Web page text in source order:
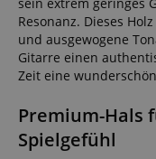
Resonanz. Dieses
und ausgewogene
Gitarre einen
Zeit eine
Premium-Hals
Spielgefühl